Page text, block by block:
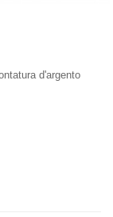
d'argento